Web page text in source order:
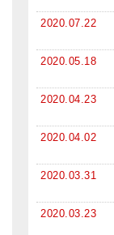
2020.07.22
2020.05.18
2020.04.23
2020.04.02
2020.03.31
2020.03.23